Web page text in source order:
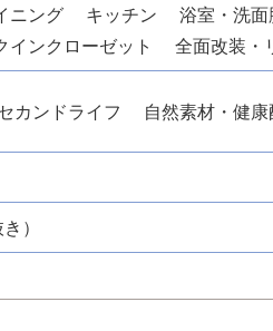
ニング キッチン 浴室・洗
インクローゼット
全面改装・
カンドライフ 自然素材・健
）